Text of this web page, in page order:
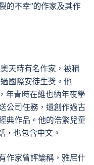
的不幸”的作家及其作
天時有名作家，被稱
國際安徒生獎。他
年青時在維也納年夜學
公司任務，還創作過古
典作品。他的浩繁兒童
，也包含中文。
作家曾評論稱，雅尼什